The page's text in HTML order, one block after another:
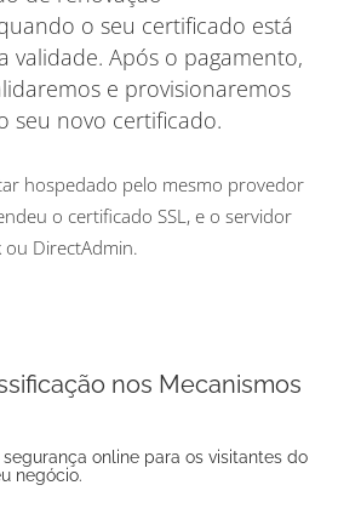
o seu certificado está
validade. Após o pagamento,
e provisionaremos
seu novo certificado.
hospedado pelo mesmo provedor
o certificado SSL, e o servidor
ou DirectAdmin.
nos Mecanismos
online para os visitantes do
negócio.